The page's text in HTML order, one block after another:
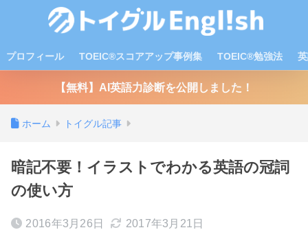
プロフィール TOEIC®スコアアップ事例集 TOEIC®勉強法
【無料】AI英語力診断を公開しました！
ホーム トイグル記事
暗記不要！イラストでわかる英語の冠詞
の使い方
2016年3月26日 2017年3月21日